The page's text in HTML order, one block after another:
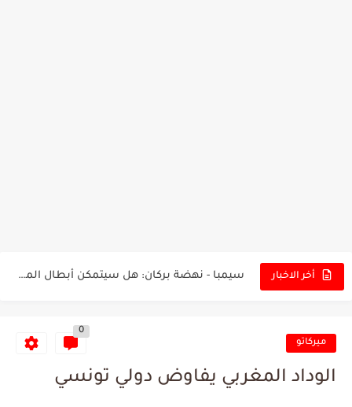
أخر الاخبار سيمبا - نهضة بركان: هل سيتمكن أبطال المغرب من الحفاظ...
البرنامج الكامل لنهائي البطولة بين الاتحاد المنستيري والنادي الإفريقي ميركاتو
0
الوداد المغربي يفاوض دولي تونسي